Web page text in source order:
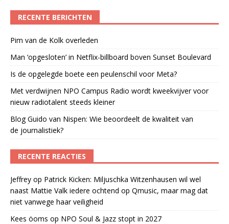
RECENTE BERICHTEN
Pim van de Kolk overleden
Man ‘opgesloten’ in Netflix-billboard boven Sunset Boulevard
Is de opgelegde boete een peulenschil voor Meta?
Met verdwijnen NPO Campus Radio wordt kweekvijver voor
nieuw radiotalent steeds kleiner
Blog Guido van Nispen: Wie beoordeelt de kwaliteit van
de journalistiek?
RECENTE REACTIES
Jeffrey op Patrick Kicken: Miljuschka Witzenhausen wil wel
naast Mattie Valk iedere ochtend op Qmusic, maar mag dat
niet vanwege haar veiligheid
Kees öoms op NPO Soul & Jazz stopt in 2027